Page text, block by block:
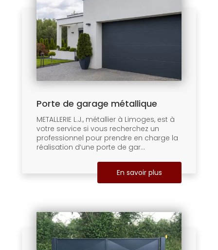
Porte de garage métallique
METALLERIE L.J., métallier à Limoges, est à
votre service si vous recherchez un
professionnel pour prendre en charge la
réalisation d’une porte de gar...
En savoir plus